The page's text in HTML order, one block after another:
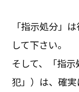
「指示処分」
して下さい。
そして、「指
犯」）は、確実